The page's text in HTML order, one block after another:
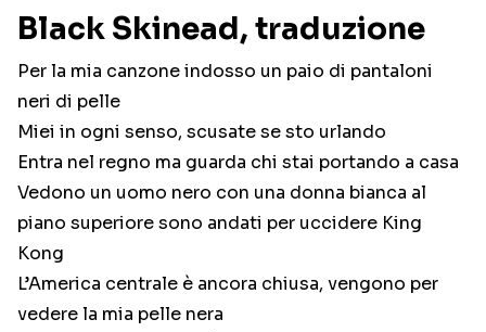
Black Skinead, traduzione
Per la mia canzone indosso un paio di pantaloni
neri di pelle
Miei in ogni senso, scusate se sto urlando
Entra nel regno ma guarda chi stai portando a casa
Vedono un uomo nero con una donna bianca al
piano superiore sono andati per uccidere King
Kong
L’America centrale è ancora chiusa, vengono per
vedere la mia pelle nera